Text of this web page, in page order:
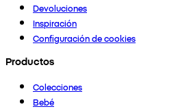
Devoluciones
Inspiración
Configuración de cookies
Productos
Colecciones
Bebé